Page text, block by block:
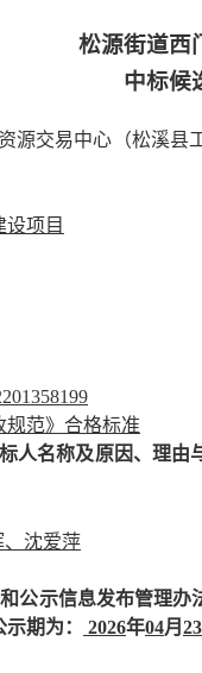
松源街道西
中标候
源交易中心（松溪县
项目
规范》合格标准
人名称及原因、理由
、沈爱萍
公示信息发布管理
示期为： 2026年04月 23